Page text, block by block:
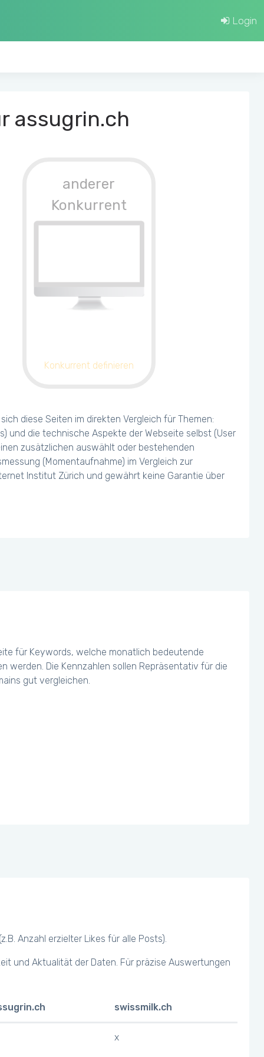
Login
assugrin.ch
anderer
Konkurrent
Konkurrent definieren
diese Seiten im direkten Vergleich für Themen:
und die technische Aspekte der Webseite selbst (User
zusätzlichen auswählt oder bestehenden
(Momentaufnahme) im Vergleich zur
Institut Zürich und gewährt keine Garantie über
für Keywords, welche monatlich bedeutende
werden. Die Kennzahlen sollen Repräsentativ für die
gut vergleichen.
Anzahl erzielter Likes für alle Posts).
und Aktualität der Daten. Für präzise Auswertungen
swissmilk.ch
x